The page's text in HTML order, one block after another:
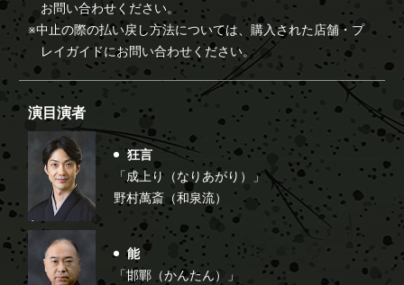
お問い合わせください。
※中止の際の払い戻し方法については、購入された店舗・プ
レイガイドにお問い合わせください。
演目演者
狂言
「成上り（なりあがり）」
野村萬斎（和泉流）
能
「邯鄲（かんたん）」